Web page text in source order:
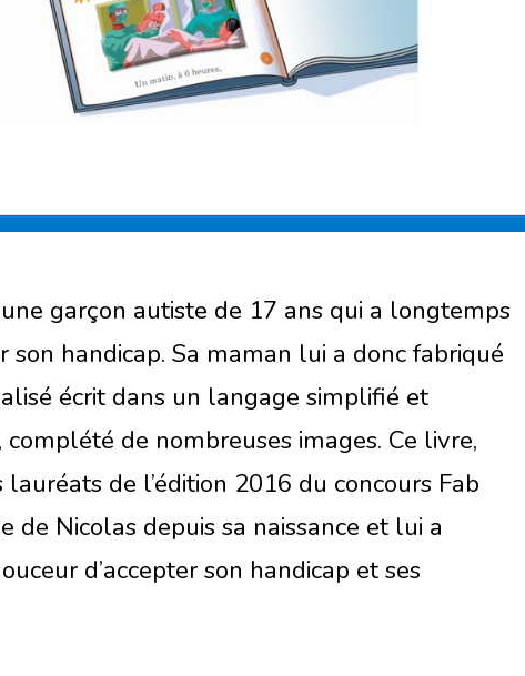
garçon autiste de 17 ans qui a longtemps
son handicap. Sa maman lui a donc fabriqué
écrit dans un langage simplifié et
de nombreuses images. Ce livre,
de l’édition 2016 du concours Fab
de Nicolas depuis sa naissance et lui a
d’accepter son handicap et ses